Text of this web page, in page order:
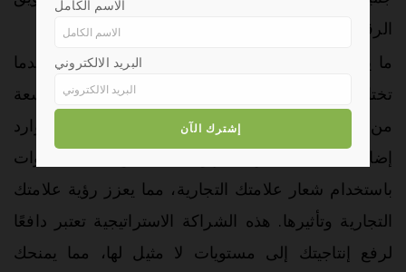
الرقمي.
ما يميّزنا حقًا هو التزامنا تجاه شركائنا الحصريين. عندما
تختار التعاون حصريًا معنا، ستحصل على مجموعة واسعة
من تطبيقات التجار والمستهلكين، بالإضافة إلى موارد
إضافية غنية. يمكن بسهولة تخصيص هذه الأدوات
باستخدام شعار علامتك التجارية، مما يعزز رؤية علامتك
التجارية وتأثيرها. هذه الشراكة الاستراتيجية تعتبر دافعًا
لرفع إنتاجيتك إلى مستويات لا مثيل لها، مما يمنحك
الاسم الكامل
البريد الالكتروني